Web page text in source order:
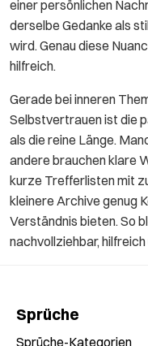
einer persönlichen
derselbe Gedanke als
wird. Genau diese
hilfreich.
Gerade bei inneren
Selbstvertrauen ist die
als die reine Länge.
andere brauchen klare
kurze Trefferlisten mit
kleinere Archive genug
Verständnis bieten. So
nachvollziehbar,
Sprüche
Sprüche-Kategorien